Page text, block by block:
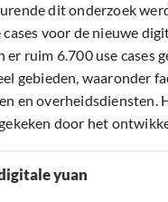
dit onderzoek
cases voor de nieuwe
ruim 6.700 use cases
gebieden, waaronder
en overheidsdiensten.
door het
yuan